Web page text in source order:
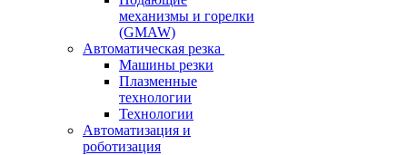
механизмы и горелки
(GMAW)
Автоматическая резка
Машины резки
Плазменные
технологии
Технологии
Автоматизация и
роботизация